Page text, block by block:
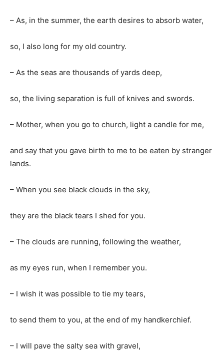
– As, in the summer, the earth desires to absorb water,
so, I also long for my old country.
– As the seas are thousands of yards deep,
so, the living separation is full of knives and swords.
– Mother, when you go to church, light a candle for me,
and say that you gave birth to me to be eaten by stranger
lands.
– When you see black clouds in the sky,
they are the black tears I shed for you.
– The clouds are running, following the weather,
as my eyes run, when I remember you.
– I wish it was possible to tie my tears,
to send them to you, at the end of my handkerchief.
– I will pave the salty sea with gravel,